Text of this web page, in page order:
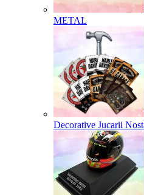
METAL
Decorative Jucarii